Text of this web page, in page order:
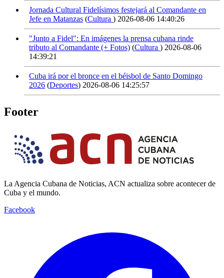
Jornada Cultural Fidelísimos festejará al Comandante en
Jefe en Matanzas (Cultura ) 2026-08-06 14:40:26
"Junto a Fidel": En imágenes la prensa cubana rinde
tributo al Comandante (+ Fotos) (Cultura ) 2026-08-06
14:39:21
Cuba irá por el bronce en el béisbol de Santo Domingo
2026 (Deportes) 2026-08-06 14:25:57
Footer
La Agencia Cubana de Noticias, ACN actualiza sobre acontecer de
Cuba y el mundo.
Facebook